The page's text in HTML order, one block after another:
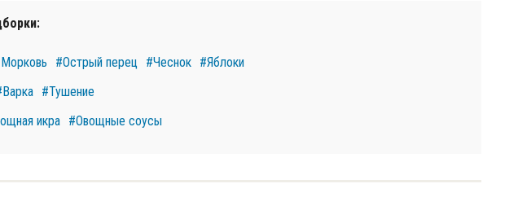
#Острый перец #Чеснок #Яблоки
#Тушение
икра #Овощные соусы